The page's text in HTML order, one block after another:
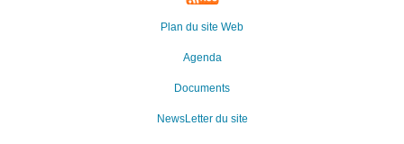
Plan du site Web
Agenda
Documents
NewsLetter du site